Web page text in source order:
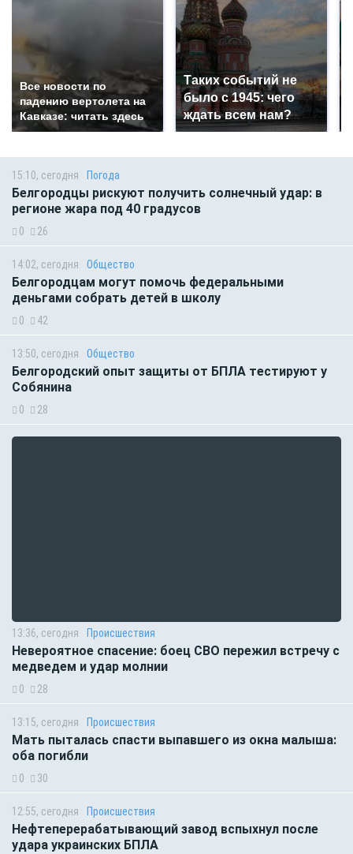
Все новости по
падению вертолета на
Кавказе: читать здесь
Таких событий не
было с 1945: чего
ждать всем нам?
15:10, сегодня Погода
Белгородцы рискуют получить солнечный удар: в
регионе жара под 40 градусов
0 26
14:02, сегодня Общество
Белгородцам могут помочь федеральными
деньгами собрать детей в школу
0 42
13:50, сегодня Общество
Белгородский опыт защиты от БПЛА тестируют у
Собянина
0 28
13:36, сегодня Происшествия
Невероятное спасение: боец СВО пережил встречу с
медведем и удар молнии
0 28
13:15, сегодня Происшествия
Мать пыталась спасти выпавшего из окна малыша:
оба погибли
0 30
12:55, сегодня Происшествия
Нефтеперерабатывающий завод вспыхнул после
удара украинских БПЛА